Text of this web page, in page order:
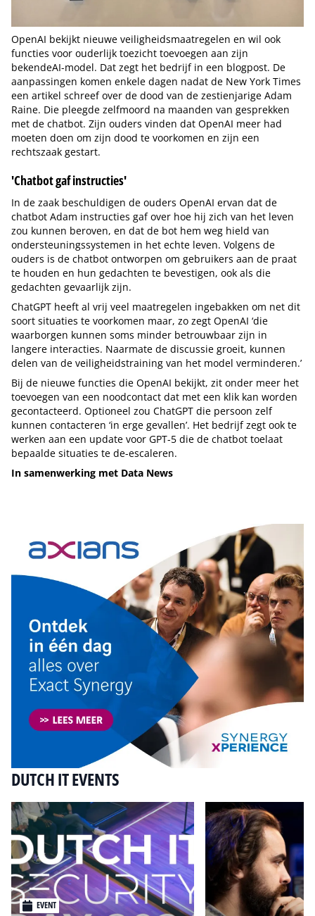
OpenAI bekijkt nieuwe veiligheidsmaatregelen en wil ook
functies voor ouderlijk toezicht toevoegen aan zijn
bekendeAI-model. Dat zegt het bedrijf in een blogpost. De
aanpassingen komen enkele dagen nadat de New York Times
een artikel schreef over de dood van de zestienjarige Adam
Raine. Die pleegde zelfmoord na maanden van gesprekken
met de chatbot. Zijn ouders vinden dat OpenAI meer had
moeten doen om zijn dood te voorkomen en zijn een
rechtszaak gestart.
'Chatbot gaf instructies'
In de zaak beschuldigen de ouders OpenAI ervan dat de
chatbot Adam instructies gaf over hoe hij zich van het leven
zou kunnen beroven, en dat de bot hem weg hield van
ondersteuningssystemen in het echte leven. Volgens de
ouders is de chatbot ontworpen om gebruikers aan de praat
te houden en hun gedachten te bevestigen, ook als die
gedachten gevaarlijk zijn.
ChatGPT heeft al vrij veel maatregelen ingebakken om net dit
soort situaties te voorkomen maar, zo zegt OpenAI ‘die
waarborgen kunnen soms minder betrouwbaar zijn in
langere interacties. Naarmate de discussie groeit, kunnen
delen van de veiligheidstraining van het model verminderen.’
Bij de nieuwe functies die OpenAI bekijkt, zit onder meer het
toevoegen van een noodcontact dat met een klik kan worden
gecontacteerd. Optioneel zou ChatGPT die persoon zelf
kunnen contacteren ‘in erge gevallen’. Het bedrijf zegt ook te
werken aan een update voor GPT-5 die de chatbot toelaat
bepaalde situaties te de-escaleren.
In samenwerking met Data News
DUTCH IT EVENTS
EVENT